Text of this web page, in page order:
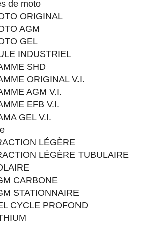
de moto
ORIGINAL
AGM
GEL
INDUSTRIEL
SHD
ORIGINAL V.I.
AGM V.I.
EFB V.I.
GEL V.I.
LÉGÈRE
LÉGÈRE TUBULAIRE
CARBONE
STATIONNAIRE
CYCLE PROFOND